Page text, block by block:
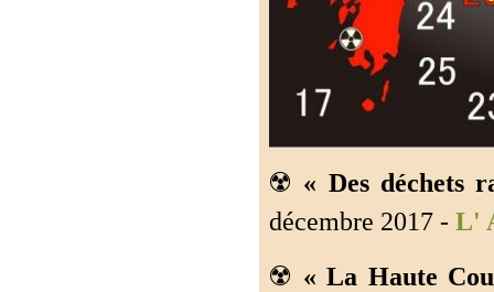
☢️ « Des déchets
décembre 2017 - L'
☢️ « La Haute